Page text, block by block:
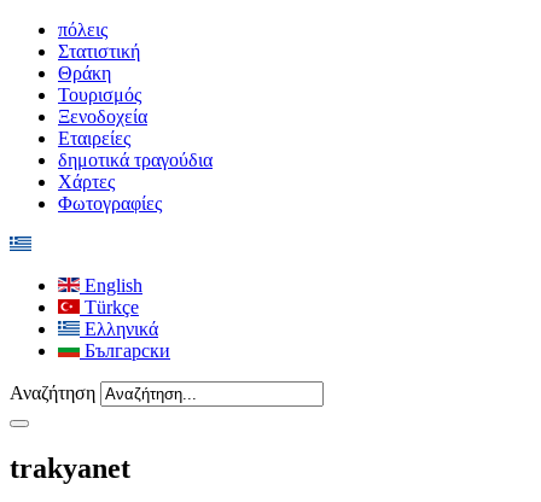
πόλεις
Στατιστική
Θράκη
Τουρισμός
Ξενοδοχεία
Εταιρείες
δημοτικά τραγούδια
Χάρτες
Φωτογραφίες
English
Türkçe
Ελληνικά
Български
Αναζήτηση
trakyanet